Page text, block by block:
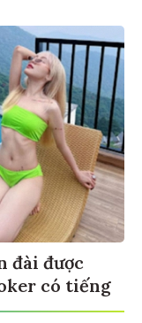
đài được
có tiếng